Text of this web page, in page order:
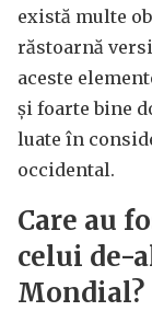
există multe
răstoarnă
aceste
și foarte bine
luate în
occidental.
Care au
celui de-
Mondial?